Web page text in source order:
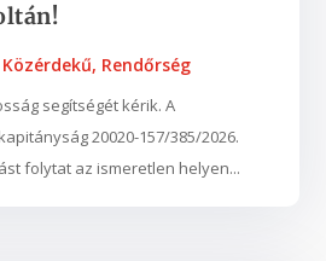
Közérdekű, Rendőrség
segítségét kérik. A
20020-157/385/2026.
folytat az ismeretlen helyen...